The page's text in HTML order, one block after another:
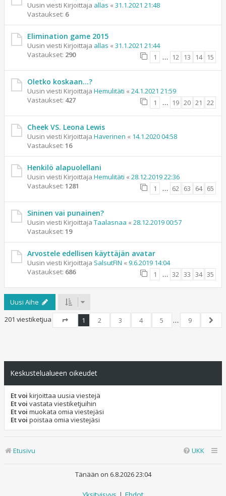
Uusin viesti Kirjoittaja allas « 31.1.2021 21:48
Vastaukset: 6
Elimination game 2015
Uusin viesti Kirjoittaja allas « 31.1.2021 21:44
Vastaukset: 290 1 … 12 13 14 15
Oletko koskaan...?
Uusin viesti Kirjoittaja Hemulitäti « 24.1.2021 21:59
Vastaukset: 427 1 … 19 20 21 22
Cheek VS. Leona Lewis
Uusin viesti Kirjoittaja Haverinen « 14.1.2020 04:58
Vastaukset: 16
Henkilö alapuolellani
Uusin viesti Kirjoittaja Hemulitäti « 28.12.2019 22:36
Vastaukset: 1281 1 … 62 63 64 65
Sininen vai punainen?
Uusin viesti Kirjoittaja Taalasnaa « 28.12.2019 00:57
Vastaukset: 19
Arvostele edellisen käyttäjän avatar
Uusin viesti Kirjoittaja SalsutFIN « 9.6.2019 14:04
Vastaukset: 686 1 … 32 33 34 35
Uusi Aihe
201 viestiketjua
Sivu1
1 2 3 4 5 …
9
Keskustelualueen oikeudet
Et voi kirjoittaa uusia viestejä
Et voi vastata viestiketjuihin
Et voi muokata omia viestejäsi
Et voi poistaa omia viestejäsi
Etusivu UKK
Tänään on 6.8.2026 23:04